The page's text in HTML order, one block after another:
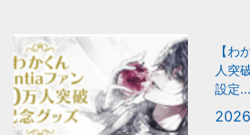
【わ
人突
設定...